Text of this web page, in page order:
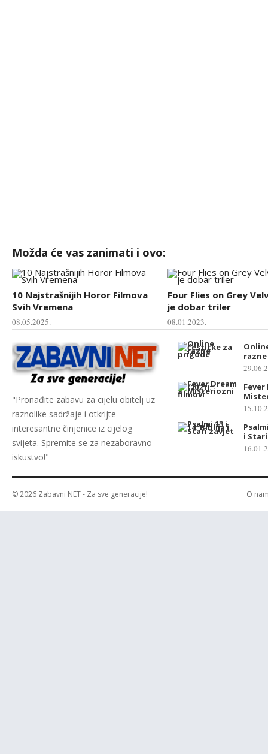
Možda će vas zanimati i ovo:
10 Najstrašnijih Horor Filmova
Svih Vremena
08.05.2025.
Four Flies on Grey
je dobar triler
08.01.2023.
"Pronađite zabavu za cijelu obitelj uz
raznolike sadržaje i otkrijte
interesantne činjenice iz cijelog
svijeta. Spremite se za nezaboravno
iskustvo!"
Fever
i
© 2026 Zabavni NET- Za sve generacije! O